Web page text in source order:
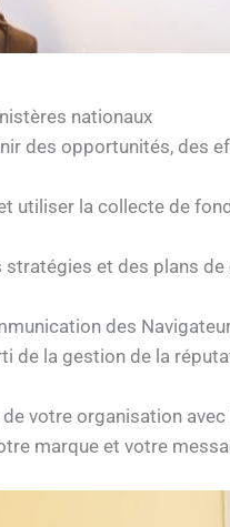
nationaux
des opportunités, des
utiliser la collecte de
et des plans
des
de la gestion de la
votre organisation
marque et votre